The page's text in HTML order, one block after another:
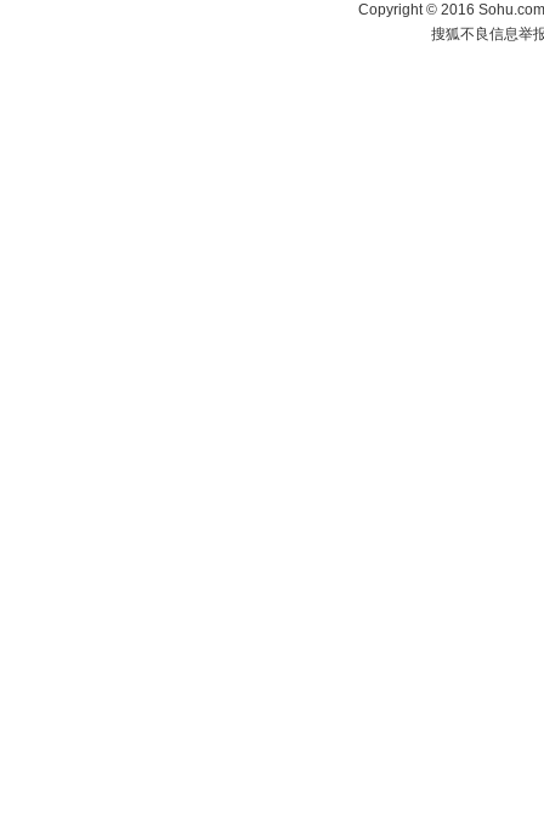
Copyright©2016
搜狐不良信息举